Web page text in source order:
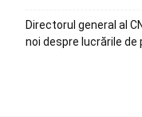
Directorul general al
noi despre lucrările